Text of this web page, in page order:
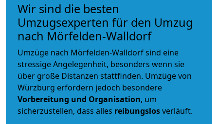
Wir sind die besten
Umzugsexperten für den Umzug
nach Mörfelden-Walldorf
Umzüge nach Mörfelden-Walldorf sind eine
stressige Angelegenheit, besonders wenn sie
über große Distanzen stattfinden. Umzüge von
Würzburg erfordern jedoch besondere
Vorbereitung und Organisation, um
sicherzustellen, dass alles reibungslosverläuft.